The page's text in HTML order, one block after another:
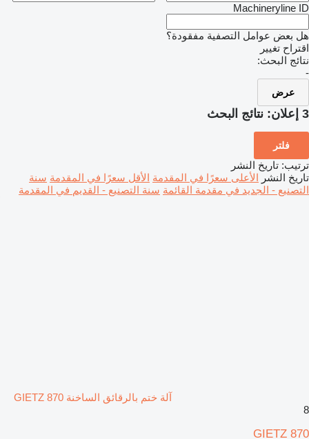
Machineryline ID
هل بعض عوامل التصفية مفقودة؟
اقتراح تغيير
نتائج البحث:
-
عرض
3 إعلان: نتائج البحث
فلتر
ترتيب: تاريخ النشر
تاريخ النشر الأعلى سعرًا في المقدمة الأقل سعرًا في المقدمة سنة
التصنيع - الجديد في مقدمة القائمة سنة التصنيع - القديم في المقدمة
آلة ختم بالرقائق الساخنة GIETZ 870
8
GIETZ 870